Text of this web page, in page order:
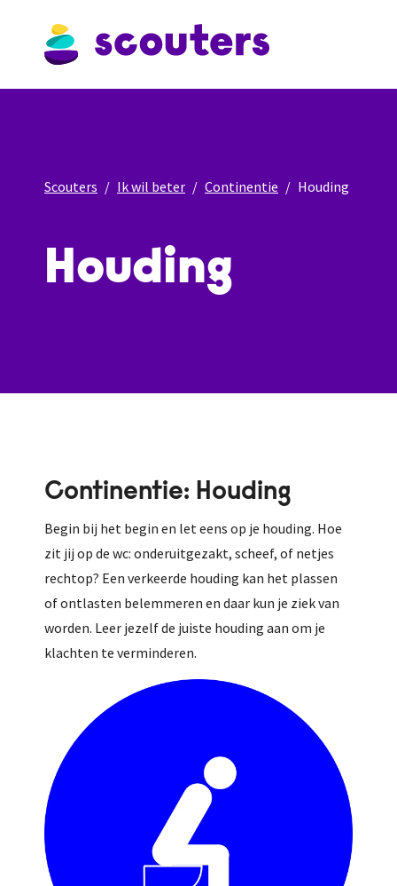
Scouters Ik wil beter Continentie Houding
Houding
Continentie: Houding
Begin bij het begin en let eens op je houding. Hoe
zit jij op de wc: onderuitgezakt, scheef, of netjes
rechtop? Een verkeerde houding kan het plassen
of ontlasten belemmeren en daar kun je ziek van
worden. Leer jezelf de juiste houding aan om je
klachten te verminderen.